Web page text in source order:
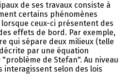
de ses travaux consiste à
certains phénomènes
ceux-ci présentent des
effets de bord. Par exemple,
qui sépare deux milieux (telle
par une équation
de Stefan". Au niveau
interagissent selon des lois